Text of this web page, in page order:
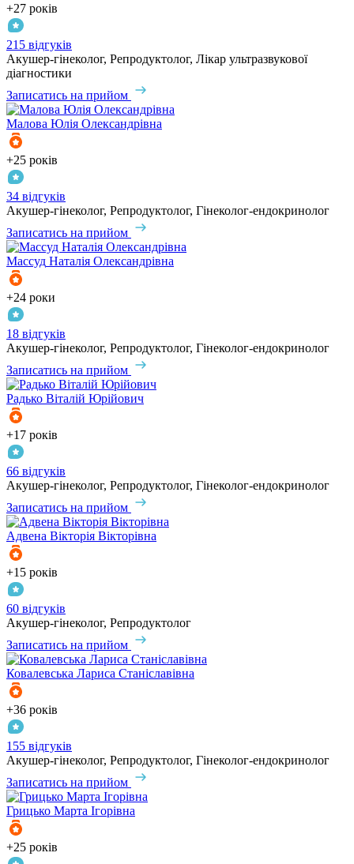
+27 років
215 відгуків
Акушер-гінеколог, Репродуктолог, Лікар ультразвукової
діагностики
Записатись на прийом
Малова Юлія Олександрівна
+25 років
34 відгуків
Акушер-гінеколог, Репродуктолог, Гінеколог-ендокринолог
Записатись на прийом
Массуд Наталія Олександрівна
+24 роки
18 відгуків
Акушер-гінеколог, Репродуктолог, Гінеколог-ендокринолог
Записатись на прийом
Радько Віталій Юрійович
+17 років
66 відгуків
Акушер-гінеколог, Репродуктолог, Гінеколог-ендокринолог
Записатись на прийом
Адвена Вікторія Вікторівна
+15 років
60 відгуків
Акушер-гінеколог, Репродуктолог
Записатись на прийом
Ковалевська Лариса Станіславівна
+36 років
155 відгуків
Акушер-гінеколог, Репродуктолог, Гінеколог-ендокринолог
Записатись на прийом
Грицько Марта Ігорівна
+25 років